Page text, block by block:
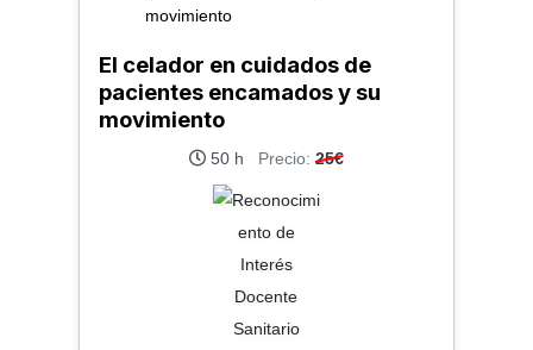
El celador en cuidados de
pacientes encamados y su
movimiento
50 h Precio: 25€